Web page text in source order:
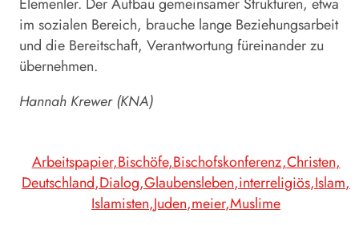
Elemenler. Der Aufbau gemeinsamer Strukturen, etwa
im sozialen Bereich, brauche lange Beziehungsarbeit
und die Bereitschaft, Verantwortung füreinander zu
übernehmen.
Hannah Krewer (KNA)
Arbeitspapier Bischöfe Bischofskonferenz Christen
Deutschland Dialog Glaubensleben interreligiös Islam
Islamisten Juden meier Muslime